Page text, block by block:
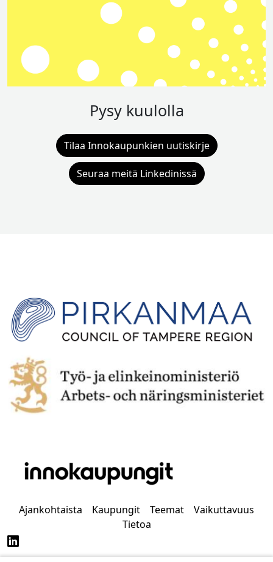
Pysy kuulolla
Tilaa Innokaupunkien uutiskirje
Seuraa meitä Linkedinissä
Ajankohtaista Kaupungit Teemat
Vaikuttavuus
Tietoa